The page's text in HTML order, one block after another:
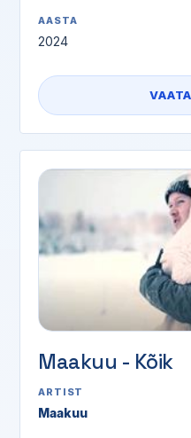
AASTA
2024
Maakuu - Kõik
ARTIST
Maakuu